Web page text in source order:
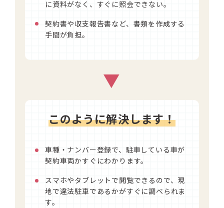
に資料がなく、すぐに照会できない。
契約書や収支報告書など、書類を作成する
手間が負担。
▼
このように解決します！
車種・ナンバー登録で、駐車している車が
契約車両かすぐにわかります。
スマホやタブレットで閲覧できるので、現
地で違法駐車であるかがすぐに調べられま
す。